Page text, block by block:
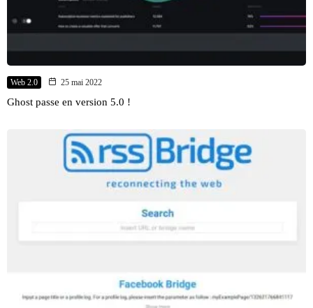
Web 2.0 25 mai 2022
Ghost passe en version 5.0 !